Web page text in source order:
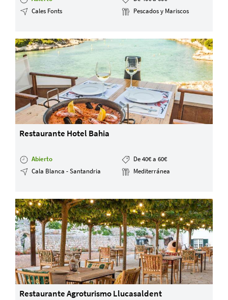
Cales Fonts
Pescados y Mariscos
Restaurante Hotel Bahia
Abierto
De 40€ a 60€
Cala Blanca - Santandria
Mediterránea
Restaurante Agroturismo Llucasaldent